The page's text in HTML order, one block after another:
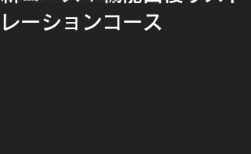
レーションコース